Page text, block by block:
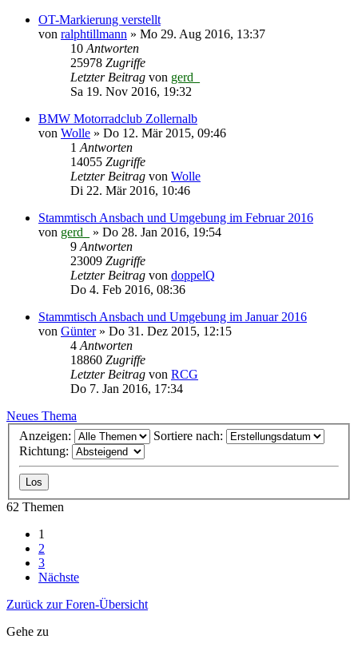
OT-Markierung verstellt
von ralphtillmann » Mo 29. Aug 2016, 13:37
10 Antworten
25978 Zugriffe
Letzter Beitrag von gerd_
Sa 19. Nov 2016, 19:32
BMW Motorradclub Zollernalb
von Wolle » Do 12. Mär 2015, 09:46
1 Antworten
14055 Zugriffe
Letzter Beitrag von Wolle
Di 22. Mär 2016, 10:46
Stammtisch Ansbach und Umgebung im Februar 2016
von gerd_ » Do 28. Jan 2016, 19:54
9 Antworten
23009 Zugriffe
Letzter Beitrag von doppelQ
Do 4. Feb 2016, 08:36
Stammtisch Ansbach und Umgebung im Januar 2016
von Günter» Do 31. Dez 2015, 12:15
4 Antworten
18860 Zugriffe
Letzter Beitrag von RCG
Do 7. Jan 2016, 17:34
Neues Thema
Anzeigen:
Sortiere nach:
Richtung:
62 Themen
1
2
3
Nächste
Zurück zur Foren-Übersicht
Gehe zu